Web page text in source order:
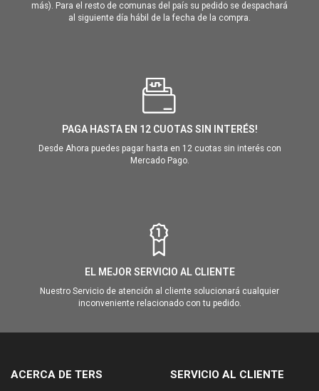
más). Para el resto de comunas del país su pedido se despachará
al siguiente día hábil de la fecha de la compra.
PAGA HASTA EN 12 CUOTAS SIN INTERÉS!
Desde Ahora puedes pagar hasta en 12 cuotas sin interés con
Mercado Pago.
EL MEJOR SERVICIO AL CLIENTE
Nuestro Servicio de atención al cliente solucionará cualquier
inconveniente relacionado con tu pedido.
ACERCA DE TERS SERVICIO AL CLIENTE